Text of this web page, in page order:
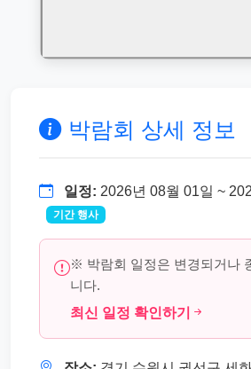
박람회 상세 정보
일정: 2026년 08월 01일 ~
기간 행사
※ 박람회 일정은 변경되거나
니다.
최신 일정 확인하기